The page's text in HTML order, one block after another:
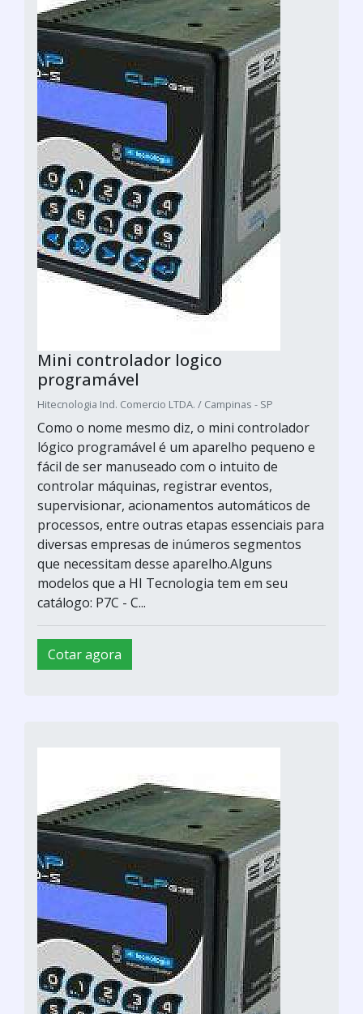
Mini controlador logico
programável
Hitecnologia Ind. Comercio LTDA. / Campinas - SP
Como o nome mesmo diz, o mini controlador
lógico programável é um aparelho pequeno e
fácil de ser manuseado com o intuito de
controlar máquinas, registrar eventos,
supervisionar, acionamentos automáticos de
processos, entre outras etapas essenciais para
diversas empresas de inúmeros segmentos
que necessitam desse aparelho.Alguns
modelos que a HI Tecnologia tem em seu
catálogo: P7C - C...
Cotar agora